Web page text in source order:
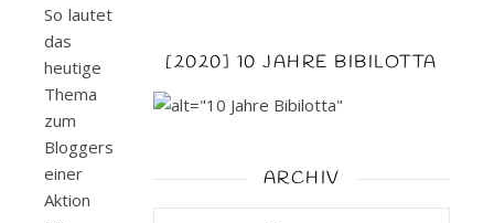
So lautet
das
heutige
Thema
zum
Bloggersonntag
einer
Aktion
[2020] 10 JAHRE BIBILOTTA
ARCHIV